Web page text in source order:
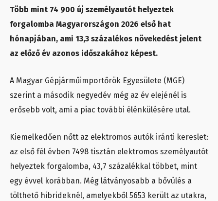
Több mint 74 900 új személyautót helyeztek
forgalomba Magyarországon 2026 első hat
hónapjában, ami 13,3 százalékos növekedést jelent
az előző év azonos időszakához képest.
A Magyar Gépjárműimportőrök Egyesülete (MGE)
szerint a második negyedév még az év elejénél is
erősebb volt, ami a piac további élénkülésére utal.
Kiemelkedően nőtt az elektromos autók iránti kereslet:
az első fél évben 7498 tisztán elektromos személyautót
helyeztek forgalomba, 43,7 százalékkal többet, mint
egy évvel korábban. Még látványosabb a bővülés a
tölthető hibrideknél, amelyekből 5653 került az utakra,